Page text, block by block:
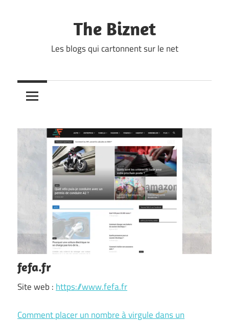
The Biznet
Les blogs qui cartonnent sur le net
fefa.fr
Site web : https://www.fefa.fr
Comment placer un nombre à virgule dans un